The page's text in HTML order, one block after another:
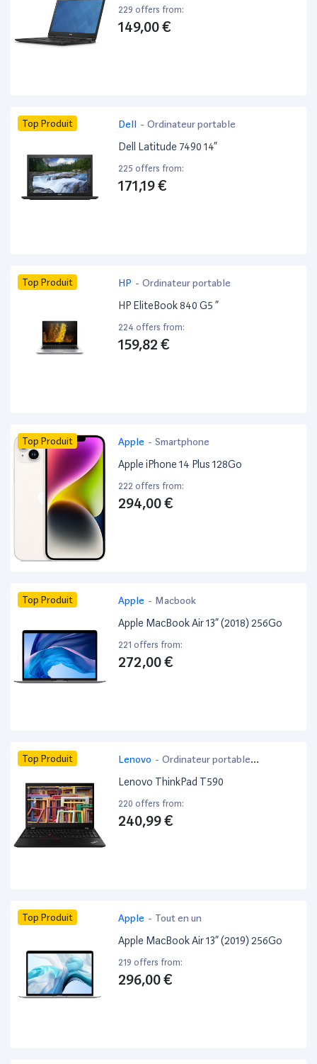
229 offers from:
149,00 €
Top Produit Dell - Ordinateur portable
Dell Latitude 7490 14”
225 offers from:
171,19 €
Top Produit HP - Ordinateur portable
HP EliteBook 840 G5 ”
224 offers from:
159,82 €
Top Produit Apple - Smartphone
Apple iPhone 14 Plus 128Go
222 offers from:
294,00 €
Top Produit Apple - Macbook
Apple MacBook Air 13” (2018) 256Go
221 offers from:
272,00 €
Top Produit Lenovo - Ordinateur portable
bureautique
Lenovo ThinkPad T590
220 offers from:
240,99 €
Top Produit Apple - Tout en un
Apple MacBook Air 13” (2019) 256Go
219 offers from:
296,00 €